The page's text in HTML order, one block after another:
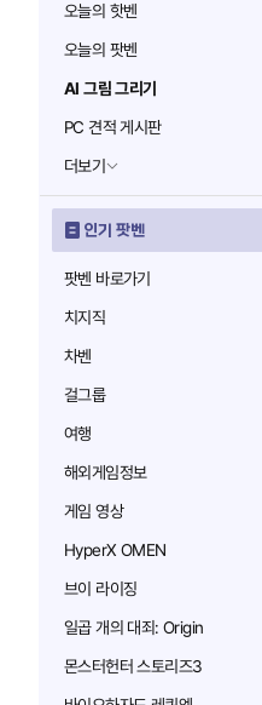
오늘의 핫벤
오늘의 팟벤
AI 그림 그리기
PC 견적 게시판
더보기
인기 팟벤
팟벤 바로가기
치지직
차벤
걸그룹
여행
해외게임정보
게임 영상
HyperX OMEN
브이 라이징
일곱 개의 대죄: Origin
몬스터헌터 스토리즈3